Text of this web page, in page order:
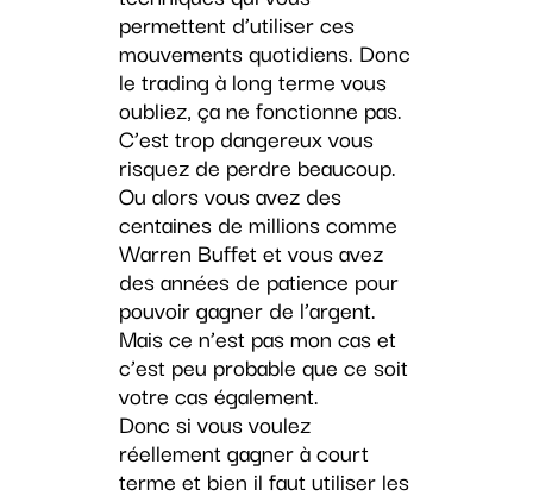
permettent d’utiliser ces
mouvements quotidiens. Donc
le trading à long terme vous
oubliez, ça ne fonctionne pas.
C’est trop dangereux vous
risquez de perdre beaucoup.
Ou alors vous avez des
centaines de millions comme
Warren Buffet et vous avez
des années de patience pour
pouvoir gagner de l’argent.
Mais ce n’est pas mon cas et
c’est peu probable que ce soit
votre cas également.
Donc si vous voulez
réellement gagner à court
terme et bien il faut utiliser les